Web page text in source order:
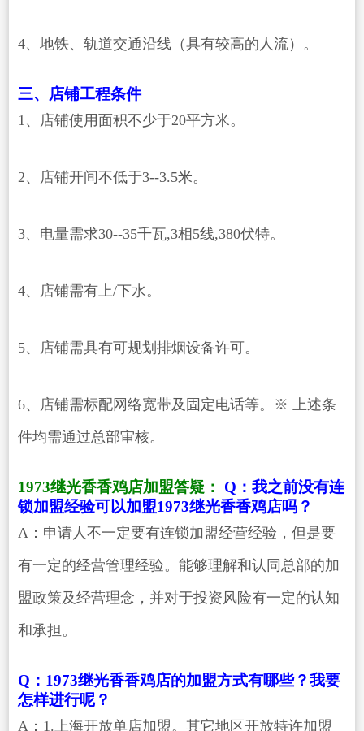
4、地铁、轨道交通沿线（具有较高的人流）。
三、店铺工程条件
1、店铺使用面积不少于20平方米。
2、店铺开间不低于3--3.5米。
3、电量需求30--35千瓦,3相5线,380伏特。
4、店铺需有上/下水。
5、店铺需具有可规划排烟设备许可。
6、店铺需标配网络宽带及固定电话等。※ 上述条
件均需通过总部审核。
1973继光香香鸡店加盟答疑：
Q：我之前没有连
锁加盟经验可以加盟1973继光香香鸡店吗？
A：申请人不一定要有连锁加盟经营经验，但是要
有一定的经营管理经验。能够理解和认同总部的加
盟政策及经营理念，并对于投资风险有一定的认知
和承担。
Q：1973继光香香鸡店的加盟方式有哪些？我要
怎样进行呢？
A：1.上海开放单店加盟。其它地区开放特许加盟